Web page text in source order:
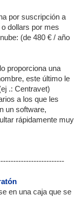
por suscripción a
dollars por mes
(de 480 € / año
proporciona una
este último le
.: Centravet)
a los que les
un software,
rápidamente muy
en una caja que se